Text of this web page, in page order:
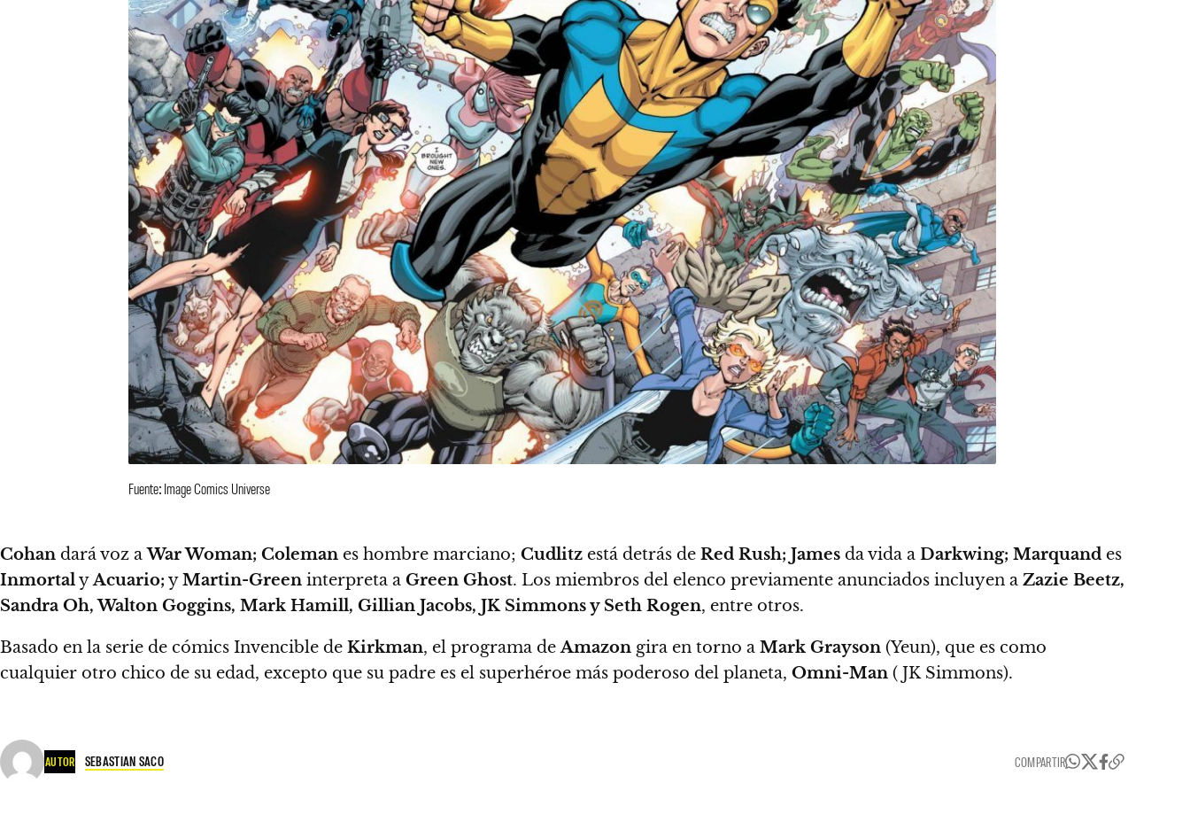
Fuente: Image Comics Universe
Cohan dará voz aWar Woman; Coleman es hombre marciano; Cudlitz está detrás de Red Rush; James da vida a Darkwing; Marquand es
InmortalyAcuario; yMartin-Green interpreta a Green Ghost. Los miembros del elenco previamente anunciados incluyen a Zazie Beetz,
Sandra Oh, Walton Goggins, Mark Hamill, Gillian Jacobs, JK Simmons y Seth Rogen, entre otros.
Basado en la serie de cómics Invencible de Kirkman, el programa deAmazon gira en torno a Mark Grayson (Yeun), que es como
cualquier otro chico de su edad, excepto que su padre es el superhéroe más poderoso del planeta, Omni-Man ( JK Simmons).
AUTOR SEBASTIAN SACO COMPARTIR